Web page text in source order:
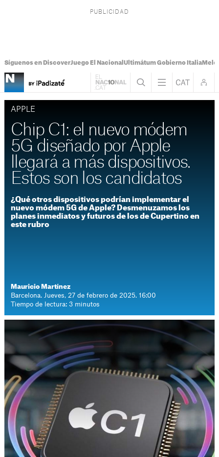
Síguenos en DiscoverJuego El Nacional Ultimátum Gobierno Italia
APPLE
Chip C1: el nuevo módem
5G diseñado por Apple
llegará a más dispositivos.
Estos son los candidatos
¿Qué otros dispositivos podrían implementar el
nuevo módem 5G de Apple? Desmenuzamos los
planes inmediatos y futuros de los de Cupertino en
este rubro
Mauricio Martínez
Barcelona. Jueves, 27 de febrero de 2025. 16:00
Tiempo de lectura: 3 minutos